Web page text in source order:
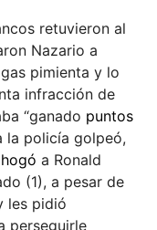
retuvieron al
Nazario a
pimienta y lo
infracción de
“ganado puntos
la policía golpeó,
a Ronald
(1), a pesar de
les pidió
perseguirle